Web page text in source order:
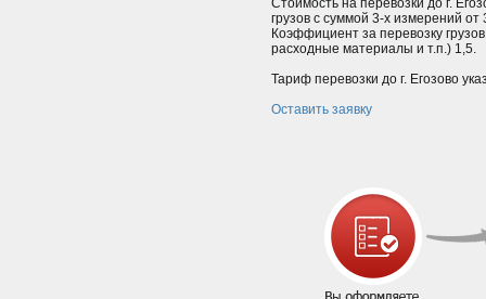
Стоимость на перевозки до г.
грузов с суммой 3-х измерений
Коэффициент за перевозку
расходные материалы и т.п.) 1,5.
Тариф перевозки до г. Егозово
Оставить заявку